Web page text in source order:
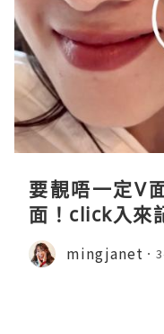
要靚唔一定V
面！click入來
mingjanet